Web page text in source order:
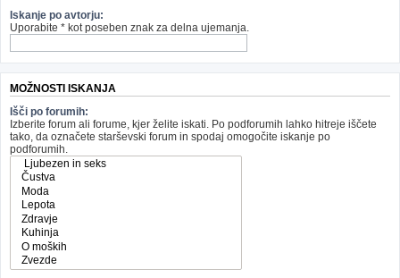
Iskanje po avtorju:
Uporabite * kot poseben znak za delna ujemanja.
MOŽNOSTI ISKANJA
Išči po forumih:
Izberite forum ali forume, kjer želite iskati. Po podforumih lahko hitreje iščete
tako, da označete starševski forum in spodaj omogočite iskanje po
podforumih.